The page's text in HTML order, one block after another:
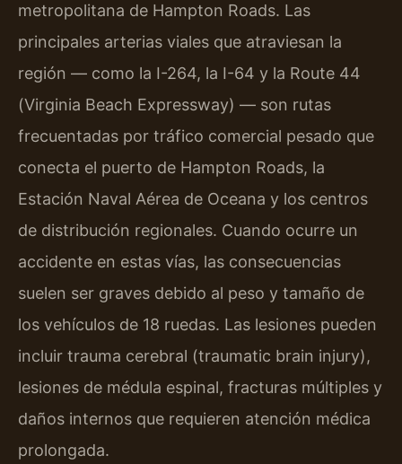
metropolitana de Hampton Roads. Las
principales arterias viales que atraviesan la
región — como la I-264, la I-64 y la Route 44
(Virginia Beach Expressway) — son rutas
frecuentadas por tráfico comercial pesado que
conecta el puerto de Hampton Roads, la
Estación Naval Aérea de Oceana y los centros
de distribución regionales. Cuando ocurre un
accidente en estas vías, las consecuencias
suelen ser graves debido al peso y tamaño de
los vehículos de 18 ruedas. Las lesiones pueden
incluir trauma cerebral (traumatic brain injury),
lesiones de médula espinal, fracturas múltiples y
daños internos que requieren atención médica
prolongada.